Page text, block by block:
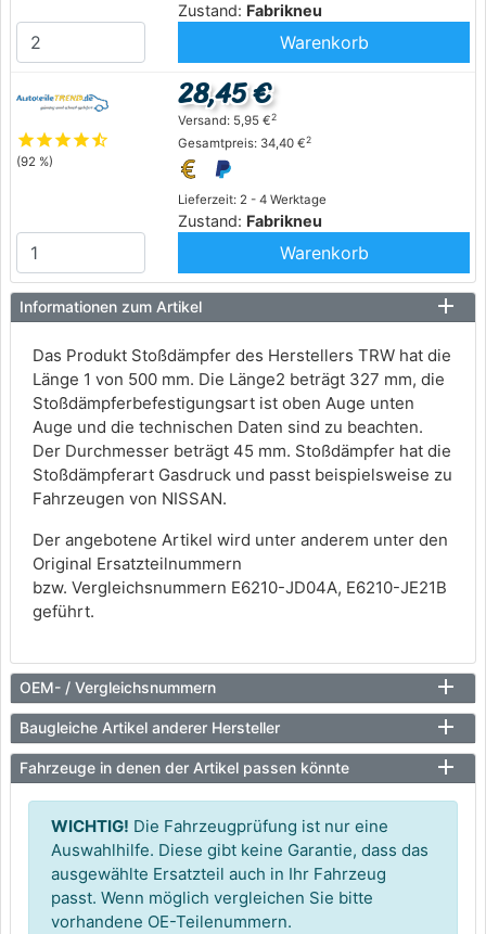
Zustand: Fabrikneu
Warenkorb
starstarstarstarstar_half
(92 %)
Lieferzeit: 2 - 4 Werktage
Zustand: Fabrikneu
28,45 €
Versand: 5,95 €2
Gesamtpreis: 34,40 €2
Warenkorb
Informationen zum Artikel
Das Produkt Stoßdämpfer des Herstellers TRW hat die
Länge 1 von 500 mm. Die Länge2 beträgt 327 mm, die
Stoßdämpferbefestigungsart ist oben Auge unten
Auge und die technischen Daten sind zu beachten.
Der Durchmesser beträgt 45 mm. Stoßdämpfer hat die
Stoßdämpferart Gasdruck und passt beispielsweise zu
Fahrzeugen von NISSAN.
Der angebotene Artikel wird unter anderem unter den
Original Ersatzteilnummern
bzw. Vergleichsnummern E6210-JD04A, E6210-JE21B
geführt.
OEM- / Vergleichsnummern
Baugleiche Artikel anderer Hersteller
Fahrzeuge in denen der Artikel passen könnte
WICHTIG! Die Fahrzeugprüfung ist nur eine
Auswahlhilfe. Diese gibt keine Garantie, dass das
ausgewählte Ersatzteil auch in Ihr Fahrzeug
passt. Wenn möglich vergleichen Sie bitte
vorhandene OE-Teilenummern.